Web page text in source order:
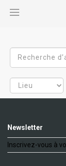
Newsletter
Inscrivez-vous à